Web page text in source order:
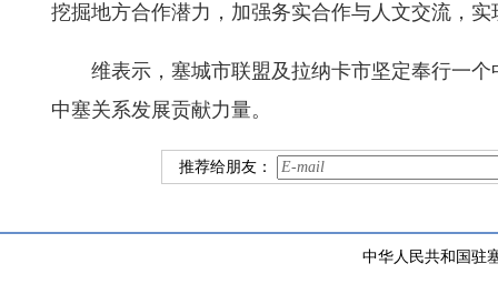
挖掘地方合作潜力，加强务实合作与人文交流，实
维表示，塞城市联盟及拉纳卡市坚定奉行一
中塞关系发展贡献力量。
推荐给朋友：
中华人民共和国驻